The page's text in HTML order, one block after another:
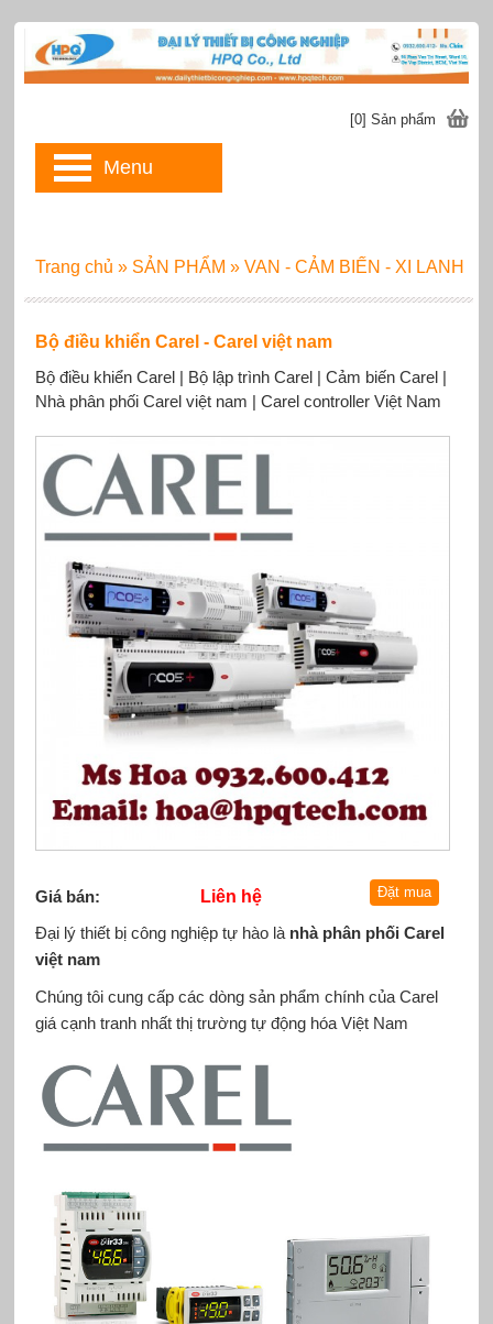
Bộ điều khiển Carel - Carel việt nam
Bộ điều khiển Carel | Bộ lập trình Carel | Cảm biến Carel |
Nhà phân phối Carel việt nam | Carel controller Việt Nam
Giá bán:
Liên hệ
Đại lý thiết bị công nghiệp tự hào là nhà phân phối Carel
việt nam
Chúng tôi cung cấp các dòng sản phẩm chính của Carel
giá cạnh tranh nhất thị trường tự động hóa Việt Nam
Trang chủ » SẢN PHẨM » VAN - CẢM BIẾN - XI LANH
[0] Sản phẩm
Menu